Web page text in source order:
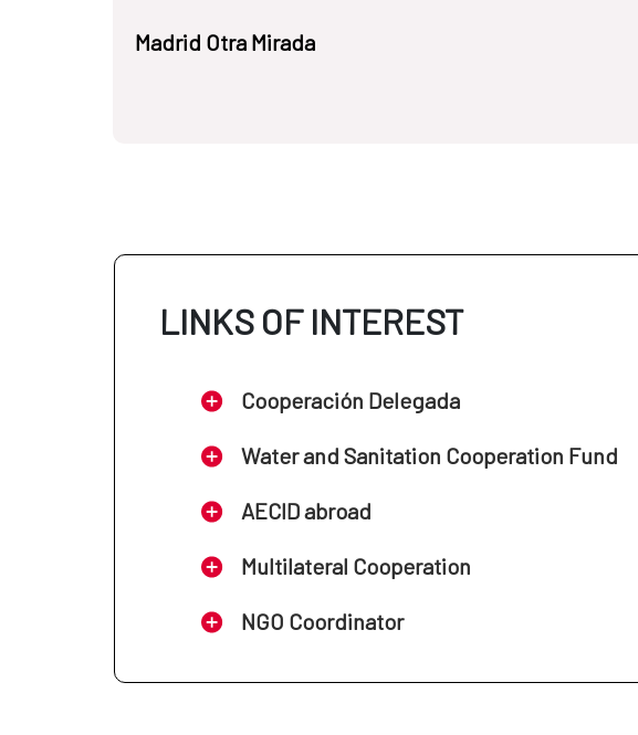
Madrid Otra Mirada
LINKS OF INTEREST
Cooperación Delegada
Water and Sanitation Cooperation Fund
AECID abroad
Multilateral Cooperation
NGO Coordinator